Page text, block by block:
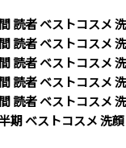
読者 ベストコスメ
読者 ベストコスメ
読者 ベストコスメ
読者 ベストコスメ
読者 ベストコスメ
期 ベストコスメ 洗